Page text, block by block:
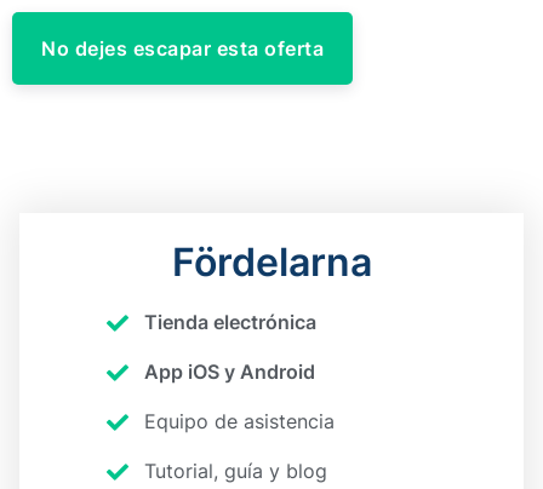
No dejes escapar esta oferta
Fördelarna
Tienda electrónica​
App iOS y Android​
Equipo de asistencia
Tutorial, guía y blog​